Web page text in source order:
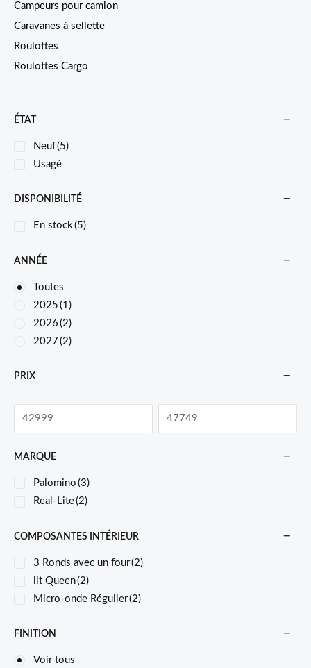
Campeurs pour camion
Caravanes à sellette
Roulottes
Roulottes Cargo
ÉTAT
Neuf(5)
Usagé
DISPONIBILITÉ
En stock(5)
ANNÉE
Toutes
2025 (1)
2026 (2)
2027 (2)
PRIX
MARQUE
Palomino (3)
Real-Lite(2)
COMPOSANTES INTÉRIEUR
3 Ronds avec un four(2)
lit Queen(2)
Micro-onde Régulier(2)
FINITION
Voir tous